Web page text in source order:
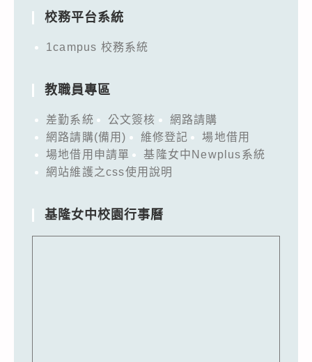
校務平台系統
1campus 校務系統
教職員專區
差勤系統 公文簽核
網路請購
網路請購(備用)
維修登記
場地借用
場地借用申請單
基隆女中Newplus系統
網站維護之css使用說明
基隆女中校園行事曆